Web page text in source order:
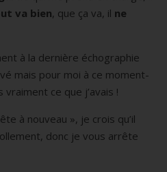
va bien, que ça va, il ne
à la dernière échographie
mais pour moi à ce moment-
ce que j’avais !
à nouveau », je crois qu’il
donc je vous arrête